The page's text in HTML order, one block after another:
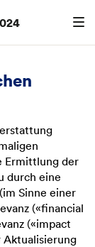
Ermittlung der
durch eine
Sinne einer
(«financial
(«impact